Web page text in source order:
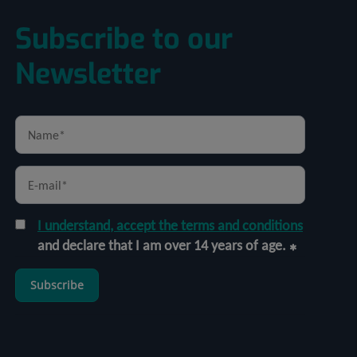
Subscribe to our
Newsletter
I understand, accept the terms and conditions
and declare that I am over 14 years of age.
Subscribe